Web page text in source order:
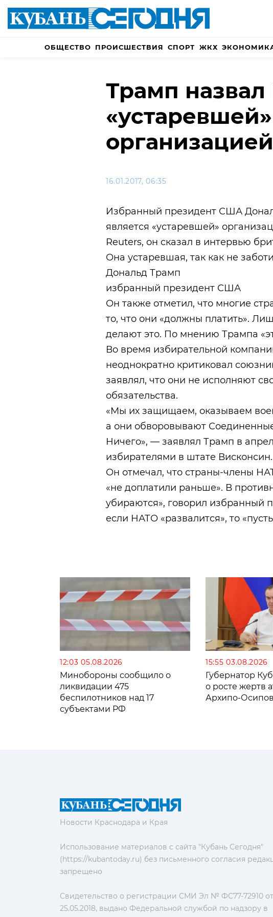
ОБЩЕСТВО ПРОИСШЕСТВИЯ СПОРТ ЖКХ
Трамп
«устаревшей»
организацией
16.01.2017, 06:35
Избранный президент США
является «устаревшей»
Reuters, он сказал в интервью
Она устаревшая, так как не
Дональд Трамп
избранный президент США
Он также отметил, что многие
то, что они «должны платить».
делают это. По мнению Трампа
Во время избирательной
неоднократно критиковал
заявлял, что они не исполняют
обязательства.
«Мы их защищаем, оказываем
а они обворовывают
Ничего», — заявлял Трамп в
избирателями в штате Висконсин.
Он отмечал, что страны-члены
«не доплатили раньше». В
убираются», говорил избранный
если НАТО «развалится», то
12:03 05.08.2026
Минобороны сообщило о
ликвидации 475
беспилотников над 17
субъектами РФ
15:55 03.08.2026
Губернатор
о росте жертв
Архипо-
Новости Краснодара и Края
Использование материалов с сайта "Кубань Сегодня"
(https://kubantoday.ru) без письменного согласия
запрещено
Свидетельство о регистрации СМИ Эл № ФС77-72910 от
25.05.2018, выдано Федеральной службой по надзору в